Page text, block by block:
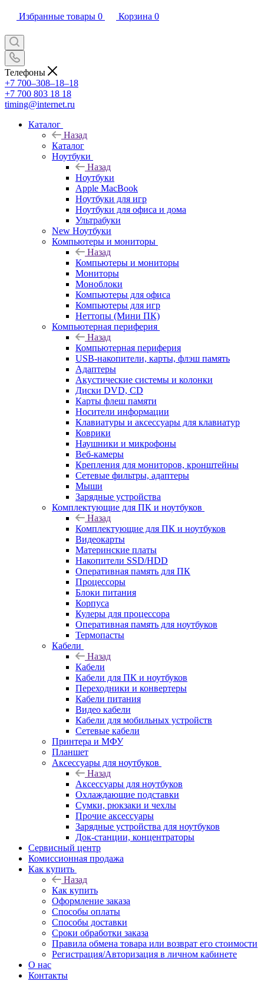
Избранные товары 0 Корзина 0
Телефоны
+7 700‒308‒18‒18
+7 700 803 18 18
timing@internet.ru
Каталог
Назад
Каталог
Ноутбуки
Назад
Ноутбуки
Apple MacBook
Ноутбуки для игр
Ноутбуки для офиса и дома
Ультрабуки
New Ноутбуки
Компьютеры и мониторы
Назад
Компьютеры и мониторы
Мониторы
Моноблоки
Компьютеры для офиса
Компьютеры для игр
Неттопы (Мини ПК)
Компьютерная периферия
Назад
Компьютерная периферия
USB-накопители, карты, флэш память
Адаптеры
Акустические системы и колонки
Диски DVD, CD
Карты флеш памяти
Носители информации
Клавиатуры и аксессуары для клавиатур
Коврики
Наушники и микрофоны
Веб-камеры
Крепления для мониторов, кронштейны
Сетевые фильтры, адаптеры
Мыши
Зарядные устройства
Комплектующие для ПК и ноутбуков
Назад
Комплектующие для ПК и ноутбуков
Видеокарты
Материнские платы
Накопители SSD/HDD
Оперативная память для ПК
Процессоры
Блоки питания
Корпуса
Кулеры для процессора
Оперативная память для ноутбуков
Термопасты
Кабели
Назад
Кабели
Кабели для ПК и ноутбуков
Переходники и конвертеры
Кабели питания
Видео кабели
Кабели для мобильных устройств
Сетевые кабели
Принтера и МФУ
Планшет
Аксессуары для ноутбуков
Назад
Аксессуары для ноутбуков
Охлаждающие подставки
Сумки, рюкзаки и чехлы
Прочие аксессуары
Зарядные устройства для ноутбуков
Док-станции, концентраторы
Сервисный центр
Комиссионная продажа
Как купить
Назад
Как купить
Оформление заказа
Способы оплаты
Способы доставки
Сроки обработки заказа
Правила обмена товара или возврат его стоимости
Регистрация/Авторизация в личном кабинете
О нас
Контакты